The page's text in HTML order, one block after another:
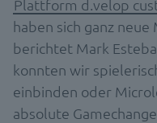
Plattform d.velop
haben sich ganz
berichtet Mark
konnten wir
einbinden oder
absolute